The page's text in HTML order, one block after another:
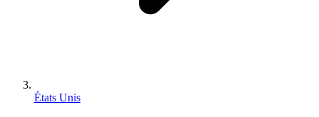
États Unis